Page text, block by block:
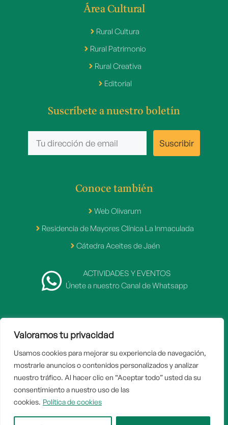
Valoramos tu privacidad
Usamos cookies para mejorar su experiencia de navegación,
mostrarle anuncios o contenidos personalizados y analizar
nuestro tráfico. Al hacer clic en “Aceptar todo” usted da su
consentimiento a nuestro uso de las
cookies. Política de cookies
Área Cultural
Rural Cultura
Rural Patrimonio
Rural Creativa
Editorial
Suscríbete a nuestro boletín
Conoce también
Web Olivarum
Residencia de Mayores Clínica La Inmaculada
Cátedra Aceites de Jaén
ACTIVIDADES Y EVENTOS
Únete a nuestro Canal de Whatsapp
2007 - 2026 © Fundación Caja Rural de Jaén
Inicio
Aviso legal
Politica de privacidad